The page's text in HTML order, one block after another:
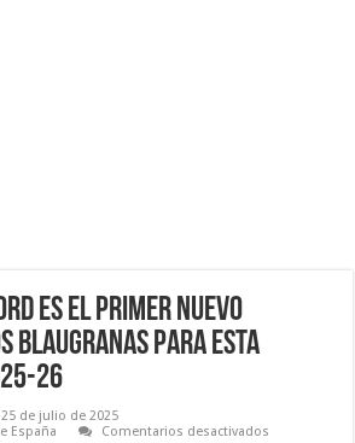
es el Primer Nuevo
Blaugranas para esta
26
25 de julio de 2025
España Comentarios desactivados